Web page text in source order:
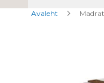
Avaleht